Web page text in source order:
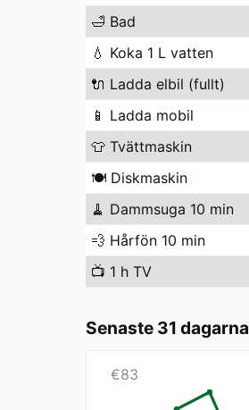
🛁 Bad
💧 Koka 1 L vatten
🔌 Ladda elbil (fullt)
📱 Ladda mobil
👕 Tvättmaskin
🍽️ Diskmaskin
🧹 Dammsuga 10 min
💨 Hårfön 10 min
📺 1 h TV
Senaste 31 dagarna
€83